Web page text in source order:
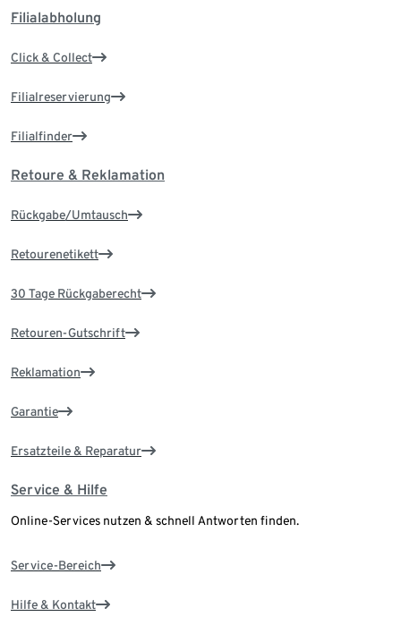
Filialabholung
Click & Collect
Filialreservierung
Filialfinder
Retoure & Reklamation
Rückgabe/Umtausch
Retourenetikett
30 Tage Rückgaberecht
Retouren-Gutschrift
Reklamation
Garantie
Ersatzteile & Reparatur
Service & Hilfe
Online-Services nutzen & schnell Antworten finden.
Service-Bereich
Hilfe & Kontakt